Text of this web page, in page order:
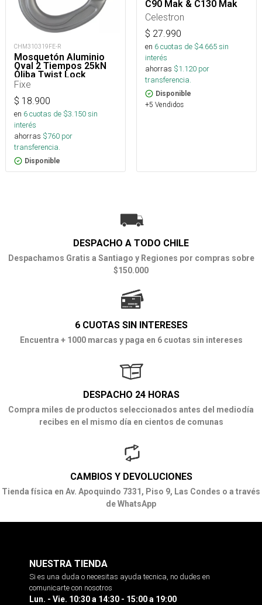
CHM310319FE-R
Mosquetón Aluminio
Oval 2 Tiempos 25kN
Óliba Twist Lock
Fixe
$ 18.900
en 6cuotas de $3.150sin
interés
ahorras $760 por
transferencia.
Disponible
C90 Mak & C130 Mak
Celestron
$ 27.990
en 6cuotas de $4.665sin
interés
ahorras $1.120 por
transferencia.
Disponible
+5 Vendidos
DESPACHO A TODO CHILE
Despachamos Gratis a Santiago y Regiones por compras sobre
$150.000
6 CUOTAS SIN INTERESES
Encuentra + 1000 marcas y paga en 6 cuotas sin intereses
DESPACHO 24 HORAS
Compra miles de productos seleccionados antes del mediodía
recibes en el mismo día en cientos de comunas
CAMBIOS Y DEVOLUCIONES
Tienda física en Av. Apoquindo 7331, Piso 9, Las Condes o a través
de WhatsApp
NUESTRA TIENDA
Si es una duda o necesitas ayuda tecnica, no dudes en
comunicarte con nosotros
Lun. - Vie. 10:30 a 14:30 - 15:00 a 19:00